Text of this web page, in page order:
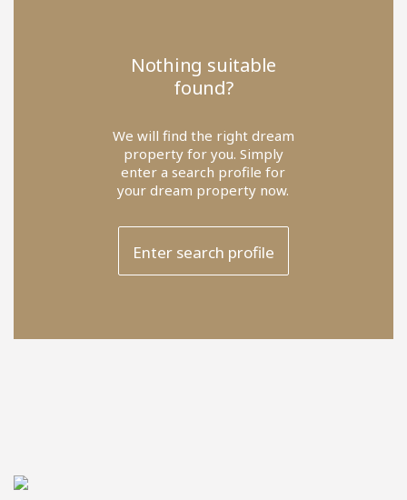
Nothing suitable
found?
We will find the right dream
property for you. Simply
enter a search profile for
your dream property now.
Enter search profile